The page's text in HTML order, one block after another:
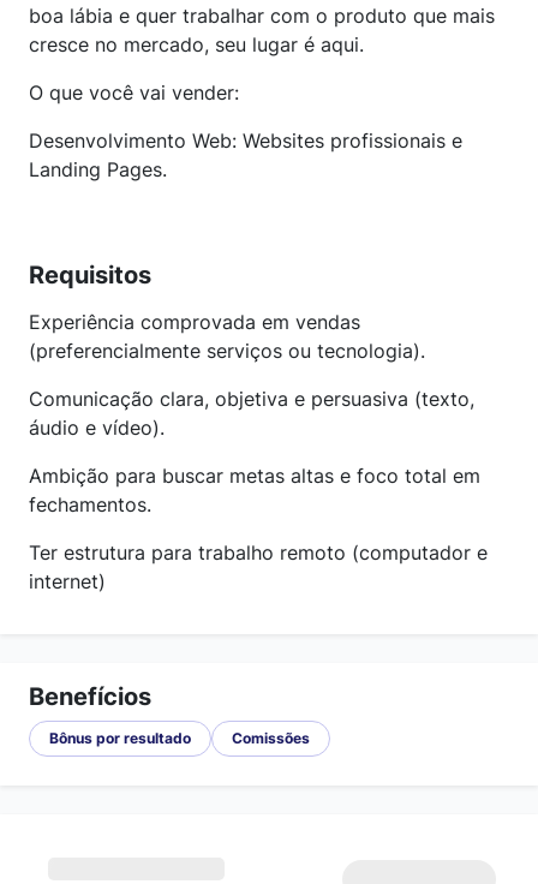
boa lábia e quer trabalhar com o produto que mais
cresce no mercado, seu lugar é aqui.
O que você vai vender:
Desenvolvimento Web: Websites profissionais e
Landing Pages.
Requisitos
Experiência comprovada em vendas
(preferencialmente serviços ou tecnologia).
Comunicação clara, objetiva e persuasiva (texto,
áudio e vídeo).
Ambição para buscar metas altas e foco total em
fechamentos.
Ter estrutura para trabalho remoto (computador e
internet)
Benefícios
Bônus por resultado Comissões